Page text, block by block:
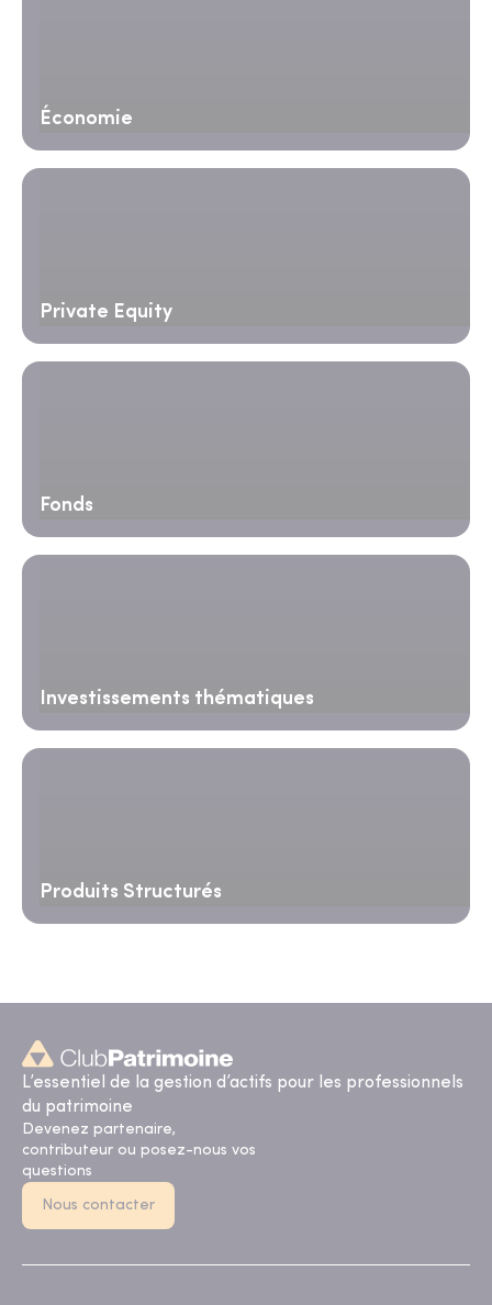
Économie
Private Equity
Fonds
Investissements thématiques
Produits Structurés
L’essentiel de la gestion d’actifs pour les professionnels
du patrimoine
Devenez partenaire,
contributeur ou posez-nous vos
questions
Nous contacter